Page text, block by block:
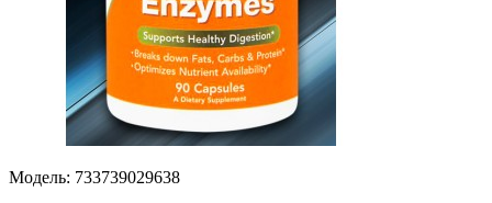
Модель: 733739029638